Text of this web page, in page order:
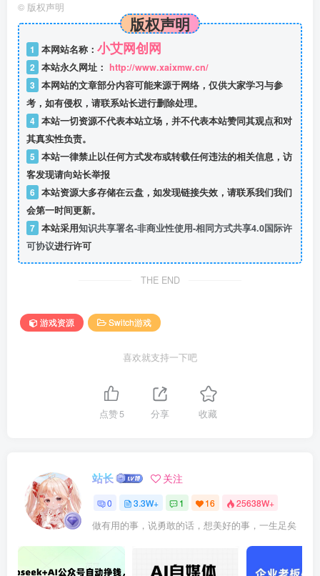
© 版权声明
版权声明
1 本网站名称： 小艾网创网
2 本站永久网址： http://www.xaixmw.cn/
3 本网站的文章部分内容可能来源于网络，仅供大家学习与参
考，如有侵权，请联系站长进行删除处理。
4 本站一切资源不代表本站立场，并不代表本站赞同其观点和对
其真实性负责。
5 本站一律禁止以任何方式发布或转载任何违法的相关信息，访
客发现请向站长举报
6 本站资源大多存储在云盘，如发现链接失效，请联系我们我们
会第一时间更新。
7 本站采用知识共享署名-非商业性使用-相同方式共享4.0国际许
可协议进行许可
THE END
游戏资源 Switch游戏
喜欢就支持一下吧
点赞5 分享 收藏
站长 关注
0 3.3W+ 1 16 25638W+
做有用的事，说勇敢的话，想美好的事，一生足矣